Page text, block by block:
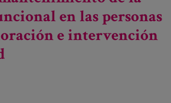
en las personas
e intervención